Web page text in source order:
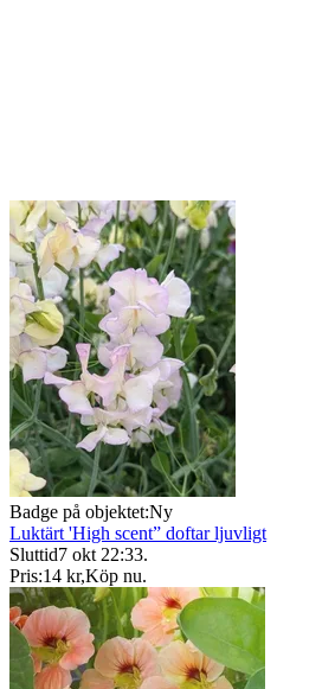
Badge på objektet:Ny
Luktärt 'High scent” doftar ljuvligt
Sluttid7 okt 22:33.
Pris:14 kr,Köp nu.